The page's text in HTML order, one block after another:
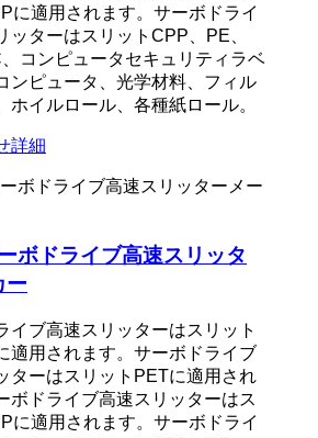
に適用されます。サーボドライ
ッターはスリットCPP、PE、
コンピュータセキュリティラベ
ンピュータ、光学材料、フィル
ホイルロール、各種紙ロール。
詳細
ボドライブ高速スリッタ
ー
イブ高速スリッターはスリット
適用されます。サーボドライブ
ターはスリットPETに適用され
ボドライブ高速スリッターはス
に適用されます。サーボドライ